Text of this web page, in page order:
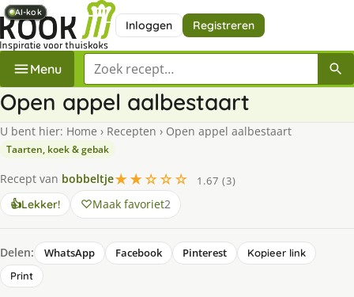
Inloggen Registreren
Menu Zoek een recept
Open appel aalbestaart
U bent hier: Home › Recepten › Open appel aalbestaart
Taarten, koek & gebak
Recept van bobbeltje★★☆☆☆
1.67 (3)
👍Lekker! Maak favoriet2
Delen: WhatsApp Facebook Pinterest
Kopieer link
Print
AI-kok
AI-kok
AI-kok
AI-kok
AI-kok
AI-kok
AI-kok